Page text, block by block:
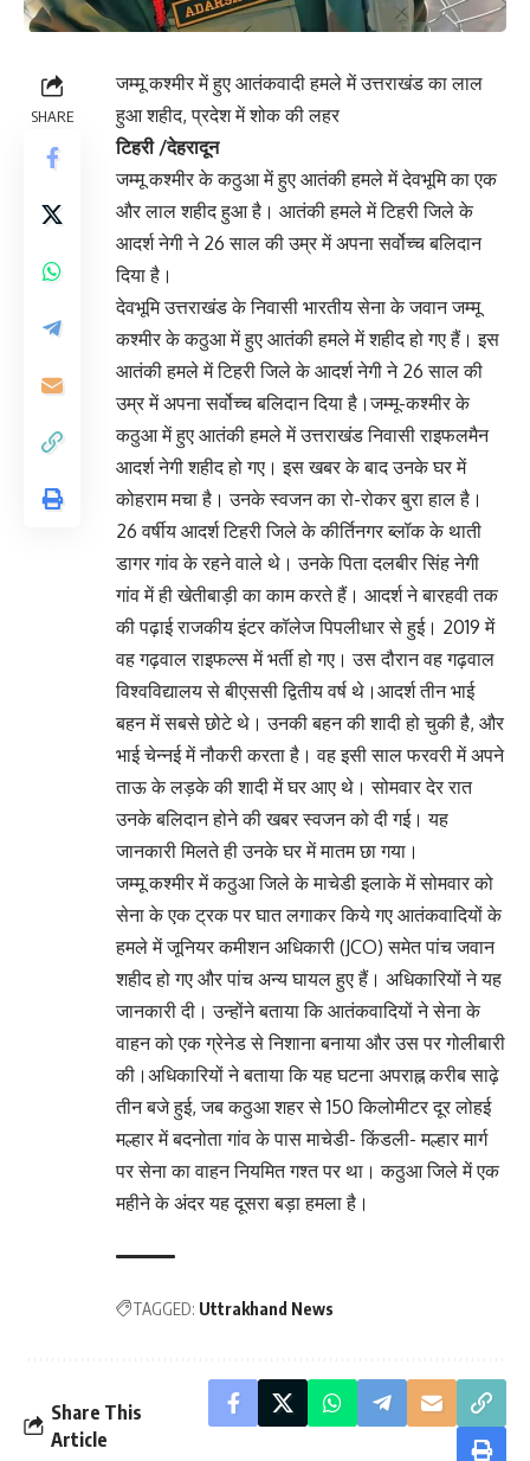
SHARE
जम्मू कश्मीर में हुए आतंकवादी हमले में उत्तराखंड का लाल
हुआ शहीद, प्रदेश में शोक की लहर
टिहरी /देहरादून
जम्मू कश्मीर के कठुआ में हुए आतंकी हमले में देवभूमि का एक
और लाल शहीद हुआ है। आतंकी हमले में टिहरी जिले के
आदर्श नेगी ने 26 साल की उम्र में अपना सर्वोच्च बलिदान
दिया है।
देवभूमि उत्तराखंड के निवासी भारतीय सेना के जवान जम्मू
कश्मीर के कठुआ में हुए आतंकी हमले में शहीद हो गए हैं। इस
आतंकी हमले में टिहरी जिले के आदर्श नेगी ने 26 साल की
उम्र में अपना सर्वोच्च बलिदान दिया है।जम्मू-कश्मीर के
कठुआ में हुए आतंकी हमले में उत्तराखंड निवासी राइफलमैन
आदर्श नेगी शहीद हो गए। इस खबर के बाद उनके घर में
कोहराम मचा है। उनके स्वजन का रो-रोकर बुरा हाल है।
26 वर्षीय आदर्श टिहरी जिले के कीर्तिनगर ब्लॉक के थाती
डागर गांव के रहने वाले थे। उनके पिता दलबीर सिंह नेगी
गांव में ही खेतीबाड़ी का काम करते हैं। आदर्श ने बारहवी तक
की पढ़ाई राजकीय इंटर कॉलेज पिपलीधार से हुई। 2019 में
वह गढ़वाल राइफल्स में भर्ती हो गए। उस दौरान वह गढ़वाल
विश्वविद्यालय से बीएससी द्वितीय वर्ष थे।आदर्श तीन भाई
बहन में सबसे छोटे थे। उनकी बहन की शादी हो चुकी है, और
भाई चेन्नई में नौकरी करता है। वह इसी साल फरवरी में अपने
ताऊ के लड़के की शादी में घर आए थे। सोमवार देर रात
उनके बलिदान होने की खबर स्वजन को दी गई। यह
जानकारी मिलते ही उनके घर में मातम छा गया।
जम्मू कश्मीर में कठुआ जिले के माचेडी इलाके में सोमवार को
सेना के एक ट्रक पर घात लगाकर किये गए आतंकवादियों के
हमले में जूनियर कमीशन अधिकारी (JCO) समेत पांच जवान
शहीद हो गए और पांच अन्य घायल हुए हैं। अधिकारियों ने यह
जानकारी दी। उन्होंने बताया कि आतंकवादियों ने सेना के
वाहन को एक ग्रेनेड से निशाना बनाया और उस पर गोलीबारी
की।अधिकारियों ने बताया कि यह घटना अपराह्न करीब साढ़े
तीन बजे हुई, जब कठुआ शहर से 150 किलोमीटर दूर लोहई
मल्हार में बदनोता गांव के पास माचेडी- किंडली- मल्हार मार्ग
पर सेना का वाहन नियमित गश्त पर था। कठुआ जिले में एक
महीने के अंदर यह दूसरा बड़ा हमला है।
TAGGED: Uttrakhand News
Share This
Article